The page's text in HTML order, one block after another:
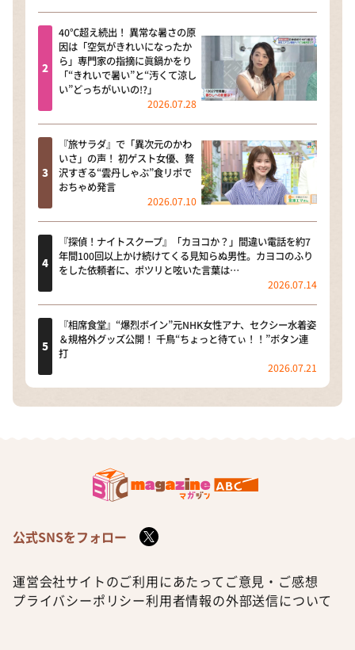
40℃超え続出！ 異常な暑さの原
因は「空気がきれいになったか
ら」専門家の指摘に眞鍋かをり
「“きれいで暑い”と“汚くて涼し
い”どっちがいいの!?」
2026.07.28
『旅サラダ』で「異次元のかわ
いさ」の声！ 初ゲスト女優、贅
沢すぎる“雲丹しゃぶ”食リポで
おちゃめ発言
2026.07.10
『探偵！ナイトスクープ』「カヨコか？」間違い電話を約7
年間100回以上かけ続けてくる見知らぬ男性。カヨコのふり
をした依頼者に、ポツリと呟いた言葉は…
2026.07.14
『相席食堂』“爆烈ボイン”元NHK女性アナ、セクシー水着姿
＆規格外グッズ公開！ 千鳥“ちょっと待てぃ！！”ボタン連
打
2026.07.21
公式SNSをフォロー
運営会社サイトのご利用にあたって ご意見・ご感想
プライバシーポリシー利用者情報の外部送信について